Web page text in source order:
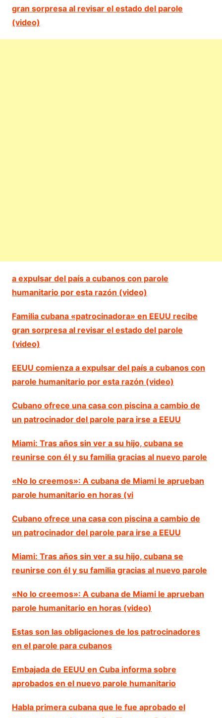
gran sorpresa al revisar el estado del parole
(video)
a expulsar del país a cubanos con parole
humanitario por esta razón (video)
Familia cubana «patrocinadora» en EEUU recibe
gran sorpresa al revisar el estado del parole
(video)
EEUU comienza a expulsar del país a cubanos con
parole humanitario por esta razón (video)
Cubano ofrece una casa con piscina a cambio de
un patrocinador del parole para irse a EEUU
Miami: Tras años sin ver a su hijo, cubana se
reunirse con él y su familia gracias al nuevo parole
«No lo creemos»: A cubana de Miami le aprueban
parole humanitario en horas (vi
Cubano ofrece una casa con piscina a cambio de
un patrocinador del parole para irse a EEUU
Miami: Tras años sin ver a su hijo, cubana se
reunirse con él y su familia gracias al nuevo parole
«No lo creemos»: A cubana de Miami le aprueban
parole humanitario en horas (video)
Estas son las obligaciones de los patrocinadores
en el parole para cubanos
Embajada de EEUU en Cuba informa sobre
aprobados en el nuevo parole humanitario
Habla primera cubana que le fue aprobado el